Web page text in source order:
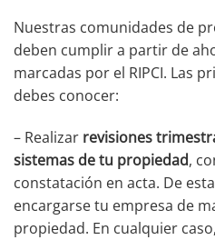
Nuestras comunidades de
deben cumplir a partir de
marcadas por el RIPCI. Las
debes conocer:
– Realizar revisiones
sistemas de tu propiedad,
constatación en acta. De
encargarse tu empresa de
propiedad. En cualquier